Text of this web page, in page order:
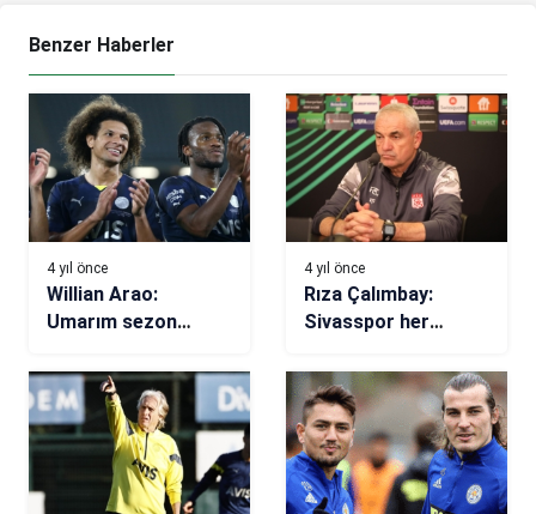
Benzer Haberler
4 yıl önce
Willian Arao:
Umarım sezon
olabiliriz
4 yıl önce
Rıza Çalımbay:
Sivasspor her